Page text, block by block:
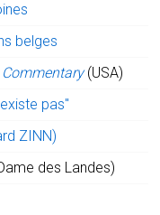
belges
(USA)
pas"
ZINN)
des Landes)